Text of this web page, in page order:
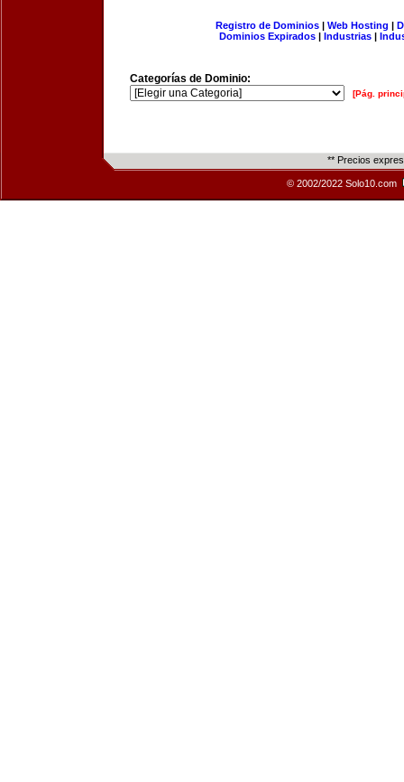
Registro de Dominios| Web Hosting |
Dominios Expirados | Industrias |
Categorías de Dominio:
[Pág.
** Precios
© 2002/2022 Solo10.com